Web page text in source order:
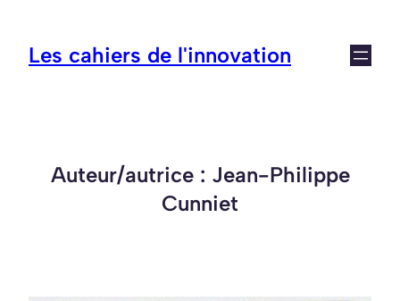
contenu
Les cahiers de l'innovation
Auteur/autrice : Jean-Philippe
Cunniet